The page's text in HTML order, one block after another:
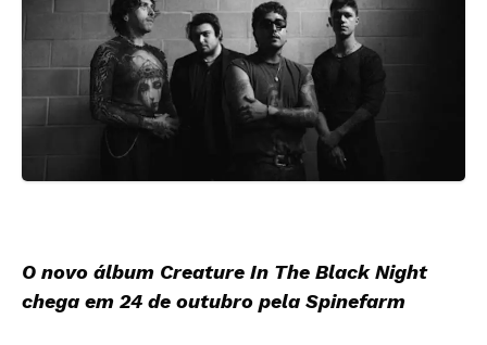
O novo álbum Creature In The Black Night
chega em 24 de outubro pela Spinefarm